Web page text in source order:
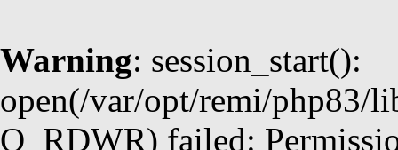
Warning: session_start():
open(/var/opt/remi/php83/
O_RDWR) failed: